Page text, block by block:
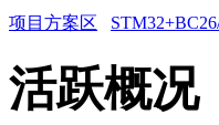
项目方案区
活跃概况